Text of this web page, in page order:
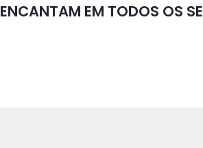
ENCANTAM EM TODOS OS